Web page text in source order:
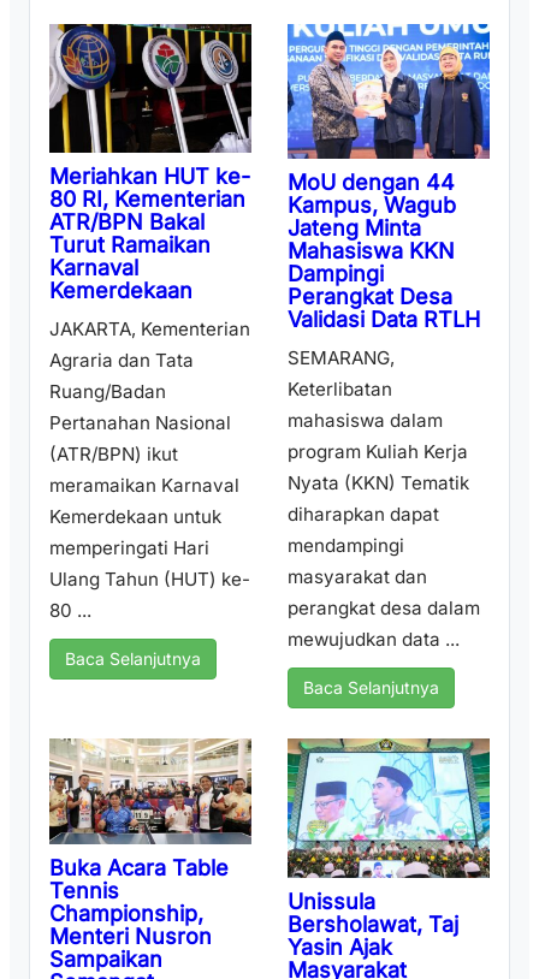
Meriahkan HUT ke-
80 RI, Kementerian
ATR/BPN Bakal
Turut Ramaikan
Karnaval
Kemerdekaan
JAKARTA, Kementerian
Agraria dan Tata
Ruang/Badan
Pertanahan Nasional
(ATR/BPN) ikut
meramaikan Karnaval
Kemerdekaan untuk
memperingati Hari
Ulang Tahun (HUT) ke-
80 ...
Baca Selanjutnya
MoU dengan 44
Kampus, Wagub
Jateng Minta
Mahasiswa KKN
Dampingi
Perangkat Desa
Validasi Data RTLH
SEMARANG,
Keterlibatan
mahasiswa dalam
program Kuliah Kerja
Nyata (KKN) Tematik
diharapkan dapat
mendampingi
masyarakat dan
perangkat desa dalam
mewujudkan data ...
Baca Selanjutnya
Buka Acara Table
Tennis
Championship,
Menteri Nusron
Sampaikan
Unissula
Bersholawat, Taj
Yasin Ajak
Masyarakat